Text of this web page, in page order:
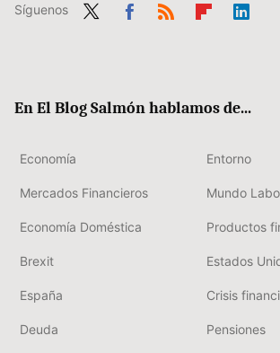
Síguenos
En El Blog Salmón hablamos de...
Economía Entorno
Mercados Financieros Mundo
Economía Doméstica Productos
Brexit Estados
España Crisis
Deuda Pensiones